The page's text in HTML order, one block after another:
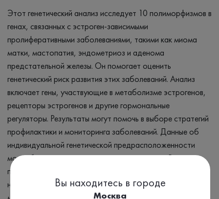
Этот генетический анализ исследует 10 полиморфизмов в
генах, связанных с эстроген-зависимыми
пролиферативными заболеваниями, такими как миома
матки, мастопатия, эндометриоз и аденома
предстательной железы. Он помогает оценить
генетический риск развития этих заболеваний. Анализ
включает гены, участвующие в метаболизме эстрогенов,
рецепторы эстрогенов и другие гормональные
регуляторы. Результаты могут помочь в выборе стратегий
профилактики и мониторинга заболеваний. Данные об
индивидуальной генетической предрасположенности
могут быть учтены при планировании лечения. Важно
понимать, что анализ лишь оценивает генетический риск,
но не ставит диагноз. Необходимо комплексное
Вы находитесь в городе
Москва